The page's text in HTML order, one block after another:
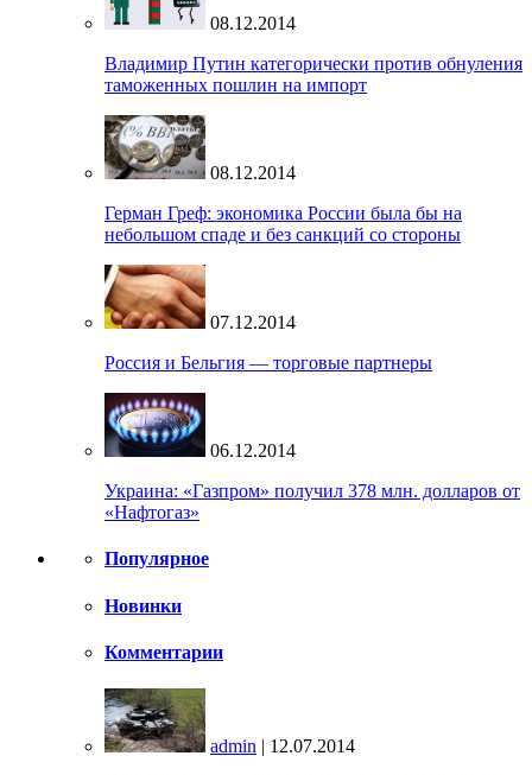
08.12.2014
Владимир Путин категорически против обнуления
таможенных пошлин на импорт
08.12.2014
Герман Греф: экономика России была бы на
небольшом спаде и без санкций со стороны
07.12.2014
Россия и Бельгия — торговые партнеры
06.12.2014
Украина: «Газпром» получил 378 млн. долларов от
«Нафтогаз»
Популярное
Новинки
Комментарии
admin | 12.07.2014